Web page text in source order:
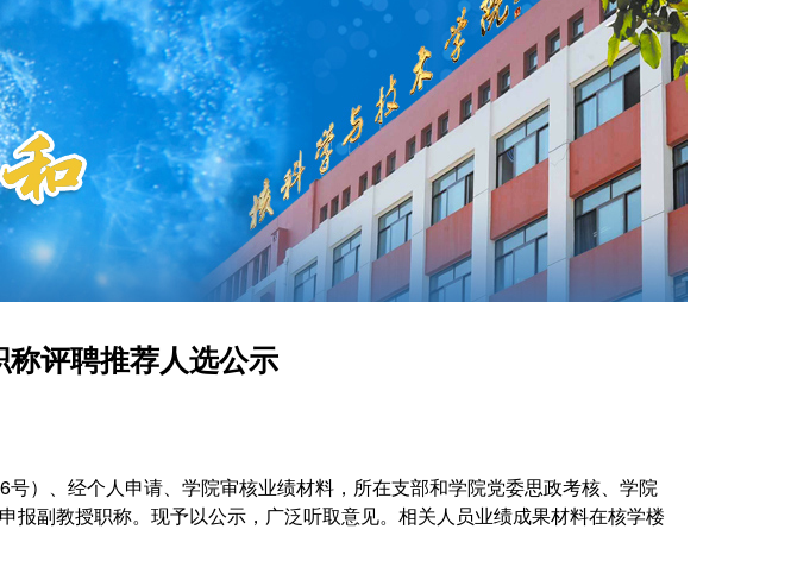
评聘推荐人选公示
）、经个人申请、学院审核业绩材料，所在支部和学院党委思政考核、学院
副教授职称。现予以公示，广泛听取意见。相关人员业绩成果材料在核学楼